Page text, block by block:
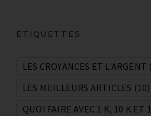
ÉTIQUETTES
LES CROYANCES ET L'ARGENT
LES MEILLEURS ARTICLES (10)
QUOI FAIRE AVEC 1 K, 10 K ET